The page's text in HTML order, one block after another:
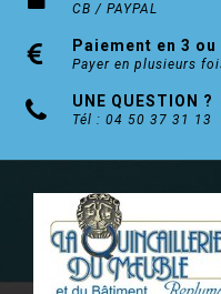
CB / PAYPAL
Paiement en 3
Payer en plusieurs
UNE QUESTION ?
Tél : 04 50 37 31 13